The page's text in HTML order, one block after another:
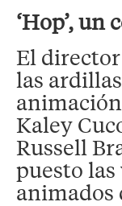
‘Hop’, un
El
las
Kaley
Russell
puesto las
animados